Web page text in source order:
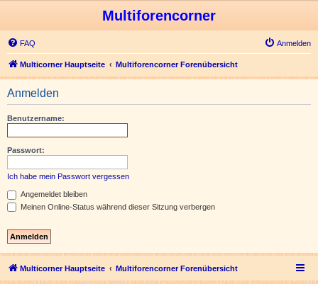
Multiforencorner
FAQ Anmelden
Multicorner Hauptseite Multiforencorner Forenübersicht
Anmelden
Benutzername:
Passwort:
Ich habe mein Passwort vergessen
Angemeldet bleiben
Meinen Online-Status während dieser Sitzung verbergen
Multicorner Hauptseite Multiforencorner Forenübersicht